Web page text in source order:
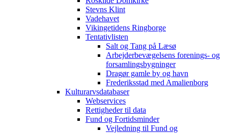
Stevns Klint
Vadehavet
Vikingetidens Ringborge
Tentativlisten
Salt og Tang på Læsø
Arbejderbevægelsens forenings- og
forsamlingsbygninger
Dragør gamle by og havn
Frederiksstad med Amalienborg
Kulturarvsdatabaser
Webservices
Rettigheder til data
Fund og Fortidsminder
Vejledning til Fund og